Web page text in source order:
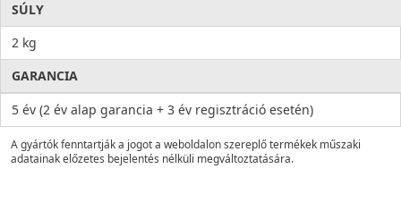
SÚLY
2 kg
GARANCIA
5 év (2 év alap garancia + 3 év regisztráció esetén)
A gyártók fenntartják a jogot a weboldalon szereplő termékek műszaki
adatainak előzetes bejelentés nélküli megváltoztatására.